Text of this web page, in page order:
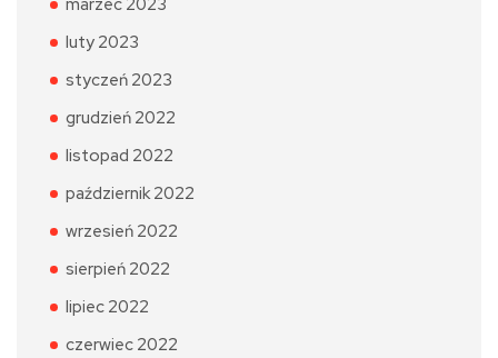
luty 2023
styczeń 2023
grudzień 2022
listopad 2022
październik 2022
wrzesień 2022
sierpień 2022
lipiec 2022
czerwiec 2022